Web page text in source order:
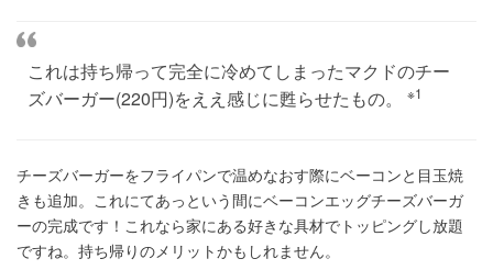
これは持ち帰って完全に冷めてしまったマクドのチー
ズバーガー(220円)をええ感じに甦らせたもの。
※1
チーズバーガーをフライパンで温めなおす際にベーコンと目玉焼
きも追加。これにてあっという間にベーコンエッグチーズバーガ
ーの完成です！これなら家にある好きな具材でトッピングし放題
ですね。持ち帰りのメリットかもしれません。